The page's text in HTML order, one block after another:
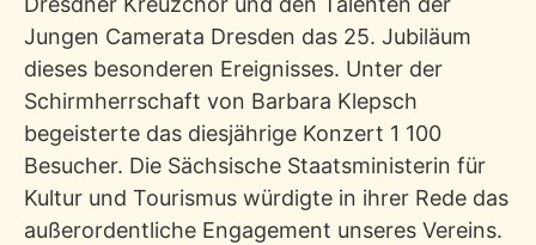
Jungen Camerata Dresden das 25. Jubiläum
dieses besonderen Ereignisses. Unter der
Schirmherrschaft von Barbara Klepsch
begeisterte das diesjährige Konzert 1 100
Besucher. Die Sächsische Staatsministerin für
Kultur und Tourismus würdigte in ihrer Rede das
außerordentliche Engagement unseres Vereins.